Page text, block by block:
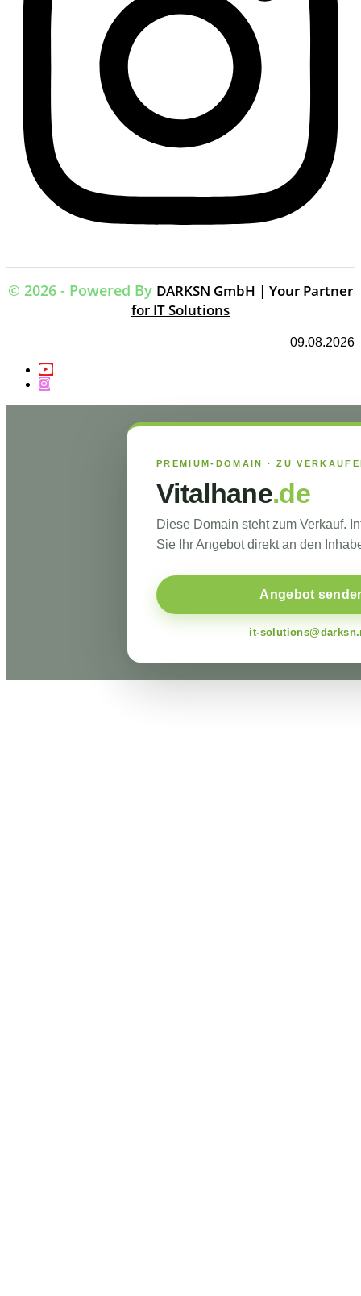
© 2026 - Powered By DARKSN GmbH | Your Partner
for IT Solutions
09.08.2026
PREMIUM-DOMAIN · ZU
Vitalhane.de
Diese Domain steht zum Verkauf.
Sie Ihr Angebot direkt an den
Angebot
it-